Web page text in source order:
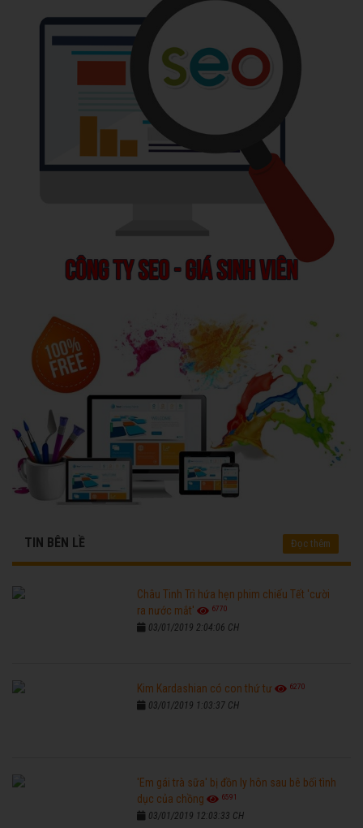
TIN BÊN LỀ Đọc thêm
Châu Tinh Trì hứa hẹn phim chiếu Tết 'cười
ra nước mắt'
6770
03/01/2019 2:04:06 CH
Kim Kardashian có con thứ tư 6270
03/01/2019 1:03:37 CH
'Em gái trà sữa' bị đồn ly hôn sau bê bối tình
dục của chồng
6591
03/01/2019 12:03:33 CH